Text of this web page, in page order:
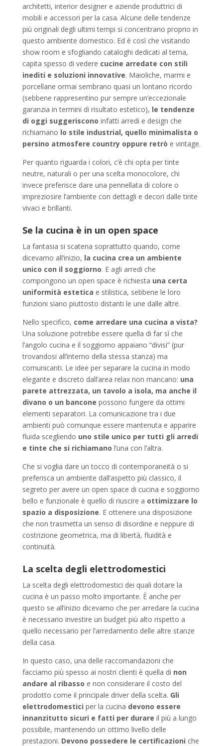
architetti, interior designer e aziende produttrici di
mobili e accessori per la casa. Alcune delle tendenze
più originali degli ultimi tempi si concentrano proprio in
questo ambiente domestico. Ed è così che visitando
show room e sfogliando cataloghi dedicati al tema,
capita spesso di vedere cucine arredate con stili
inediti e soluzioni innovative. Maioliche, marmi e
porcellane ormai sembrano quasi un lontano ricordo
(sebbene rappresentino pur sempre un’eccezionale
garanzia in termini di risultato estetico), le tendenze
di oggi suggeriscono infatti arredi e design che
richiamano lo stile industrial, quello minimalista o
persino atmosfere country oppure retrò e vintage.
Per quanto riguarda i colori, c’è chi opta per tinte
neutre, naturali o per una scelta monocolore, chi
invece preferisce dare una pennellata di colore o
impreziosire l’ambiente con dettagli e decori dalle tinte
vivaci e brillanti.
Se la cucina è in un open space
La fantasia si scatena soprattutto quando, come
dicevamo all’inizio, la cucina crea un ambiente
unico con il soggiorno. E agli arredi che
compongono un open space è richiesta una certa
uniformità estetica e stilistica, sebbene le loro
funzioni siano piuttosto distanti le une dalle altre.
Nello specifico, come arredare una cucina a vista?
Una soluzione potrebbe essere quella di far sì che
l’angolo cucina e il soggiorno appaiano “divisi” (pur
trovandosi all’interno della stessa stanza) ma
comunicanti. Le idee per separare la cucina in modo
elegante e discreto dall’area relax non mancano: una
parete attrezzata, un tavolo a isola, ma anche il
divano o un bancone possono fungere da ottimi
elementi separatori. La comunicazione tra i due
ambienti può comunque essere mantenuta e apparire
fluida scegliendo uno stile unico per tutti gli arredi
e tinte che si richiamano l’una con l’altra.
Che si voglia dare un tocco di contemporaneità o si
preferisca un ambiente dall’aspetto più classico, il
segreto per avere un open space di cucina e soggiorno
bello e funzionale è quello di riuscire a ottimizzare lo
spazio a disposizione. E ottenere una disposizione
che non trasmetta un senso di disordine e neppure di
costrizione geometrica, ma di libertà, fluidità e
continuità.
La scelta degli elettrodomestici
La scelta degli elettrodomestici dei quali dotare la
cucina è un passo molto importante. È anche per
questo se all’inizio dicevamo che per arredare la cucina
è necessario investire un budget più alto rispetto a
quello necessario per l’arredamento delle altre stanze
della casa.
In questo caso, una delle raccomandazioni che
facciamo più spesso ai nostri clienti è quella di non
andare al ribasso e non considerare il costo del
prodotto come il principale driver della scelta. Gli
elettrodomestici per la cucina devono essere
innanzitutto sicuri e fatti per durare il più a lungo
possibile, mantenendo un ottimo livello delle
prestazioni. Devono possedere le certificazioni che